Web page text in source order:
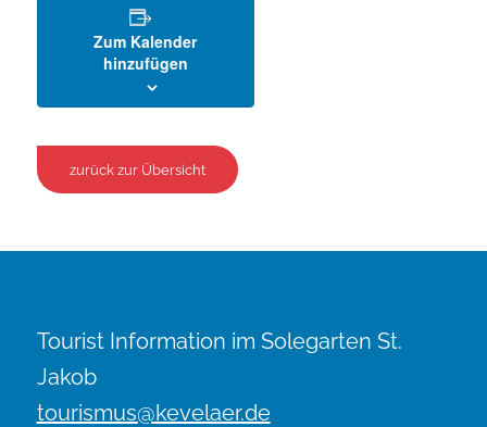
Zum Kalender
hinzufügen
zurück zur Übersicht
Tourist Information im Solegarten St.
Jakob
tourismus@kevelaer.de